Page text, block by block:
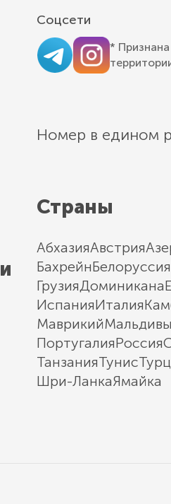
Соцсети
*
Номер в едином
Страны
АбхазияАвстрия
БахрейнБелоруссия
ГрузияДоминикана
ИспанияИталия
МаврикийМальдивы
ПортугалияРоссия
ТанзанияТунис
Шри-ЛанкаЯмайка